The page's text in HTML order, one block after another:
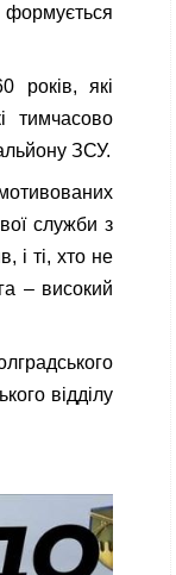
формується
років, які
тимчасово
ЗСУ.
служби з
і ті, хто не
– високий
відділу